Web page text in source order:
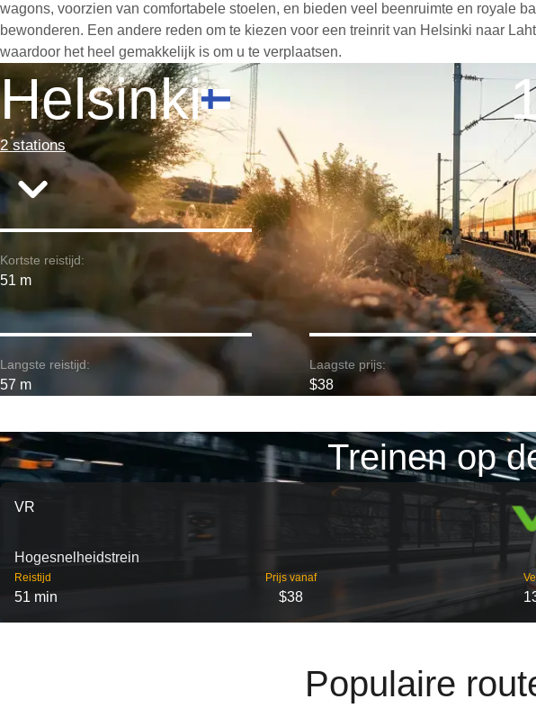
wagons, voorzien van comfortabele stoelen, en bieden veel beenruimte en royale
bewonderen. Een andere reden om te kiezen voor een treinrit van Helsinki naar
waardoor het heel gemakkelijk is om u te verplaatsen.
Helsinki
2 stations
Kortste reistijd:
51 m
Langste reistijd:
57 m
Laagste prijs:
$38
Treinen op
VR
Hogesnelheidstrein
Reistijd
51 min
Prijs vanaf
$38
Populaire